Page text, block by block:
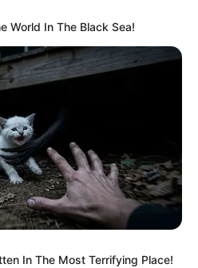
World In The Black Sea!
In The Most Terrifying Place!